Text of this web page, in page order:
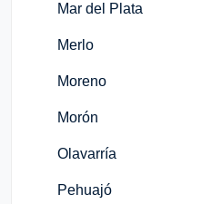
Mar del Plata
Merlo
Moreno
Morón
Olavarría
Pehuajó